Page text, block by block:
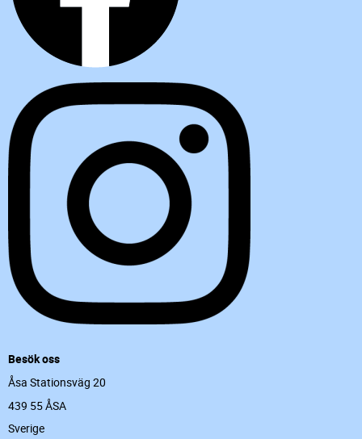
Besök oss
Åsa Stationsväg 20
439 55 ÅSA
Sverige